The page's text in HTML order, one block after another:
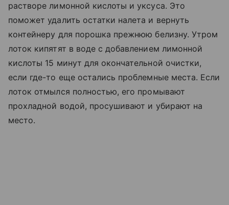
растворе лимонной кислоты и уксуса. Это
поможет удалить остатки налета и вернуть
контейнеру для порошка прежнюю белизну. Утром
лоток кипятят в воде с добавлением лимонной
кислоты 15 минут для окончательной очистки,
если где-то еще остались проблемные места. Если
лоток отмылся полностью, его промывают
прохладной водой, просушивают и убирают на
место.